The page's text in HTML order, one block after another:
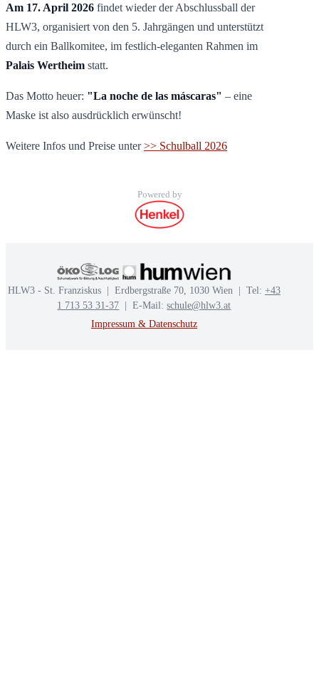
Am 17. April 2026 findet wieder der Abschlussball der
HLW3, organisiert von den 5. Jahrgängen und unterstützt
durch ein Ballkomitee, im festlich-eleganten Rahmen im
Palais Wertheim statt.
Das Motto heuer: "La noche de las máscaras" – eine
Maske ist also ausdrücklich erwünscht!
Weitere Infos und Preise unter>> Schulball 2026
Powered by
HLW3 - St. Franziskus | Erdbergstraße 70, 1030 Wien | Tel: +43
1 713 53 31-37 | E-Mail:schule@hlw3.at
Impressum & Datenschutz